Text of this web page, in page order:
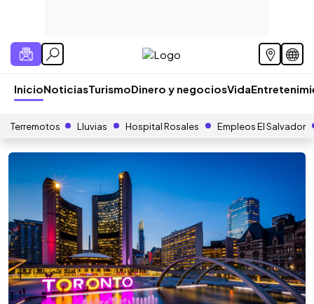
InicioNoticiasTurismoDinero y negociosVida
Terremotos Lluvias Hospital Rosales Empleos El Salvador